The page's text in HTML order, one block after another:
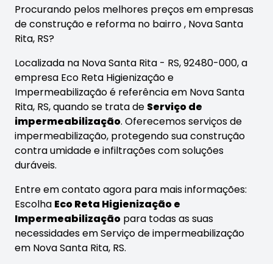
Procurando pelos melhores preços em empresas
de construção e reforma no bairro, Nova Santa
Rita, RS?
Localizada na Nova Santa Rita - RS, 92480-000, a
empresa Eco Reta Higienização e
Impermeabilização é referência em Nova Santa
Rita, RS, quando se trata de Serviço de
impermeabilização. Oferecemos serviços de
impermeabilização, protegendo sua construção
contra umidade e infiltrações com soluções
duráveis.
Entre em contato agora para mais informações:
Escolha Eco Reta Higienização e
Impermeabilização para todas as suas
necessidades em Serviço de impermeabilização
em Nova Santa Rita, RS.